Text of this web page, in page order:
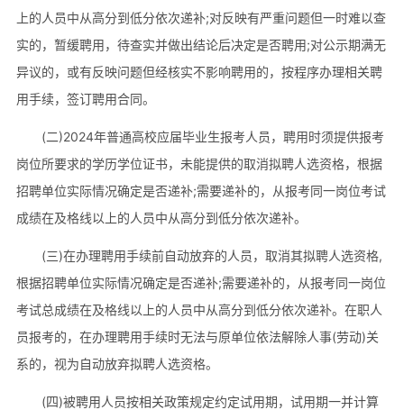
上的人员中从高分到低分依次递补;对反映有严重问题但一时难以查
实的，暂缓聘用，待查实并做出结论后决定是否聘用;对公示期满无
异议的，或有反映问题但经核实不影响聘用的，按程序办理相关聘
用手续，签订聘用合同。
(二)2024年普通高校应届毕业生报考人员，聘用时须提供报考
岗位所要求的学历学位证书，未能提供的取消拟聘人选资格，根据
招聘单位实际情况确定是否递补;需要递补的，从报考同一岗位考试
成绩在及格线以上的人员中从高分到低分依次递补。
(三)在办理聘用手续前自动放弃的人员，取消其拟聘人选资格,
根据招聘单位实际情况确定是否递补;需要递补的，从报考同一岗位
考试总成绩在及格线以上的人员中从高分到低分依次递补。在职人
员报考的，在办理聘用手续时无法与原单位依法解除人事(劳动)关
系的，视为自动放弃拟聘人选资格。
(四)被聘用人员按相关政策规定约定试用期，试用期一并计算